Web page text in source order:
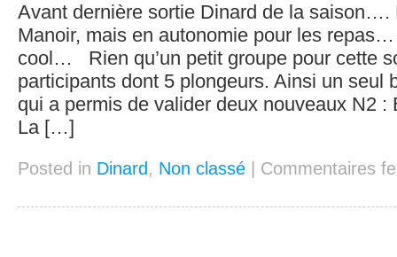
Avant dernière sortie Dinard de la saison….
Manoir, mais en autonomie pour les
cool… Rien qu’un petit groupe pour cette
participants dont 5 plongeurs. Ainsi un seul
qui a permis de valider deux nouveaux N2
La […]
Posted in Dinard , Non classé Commentaires